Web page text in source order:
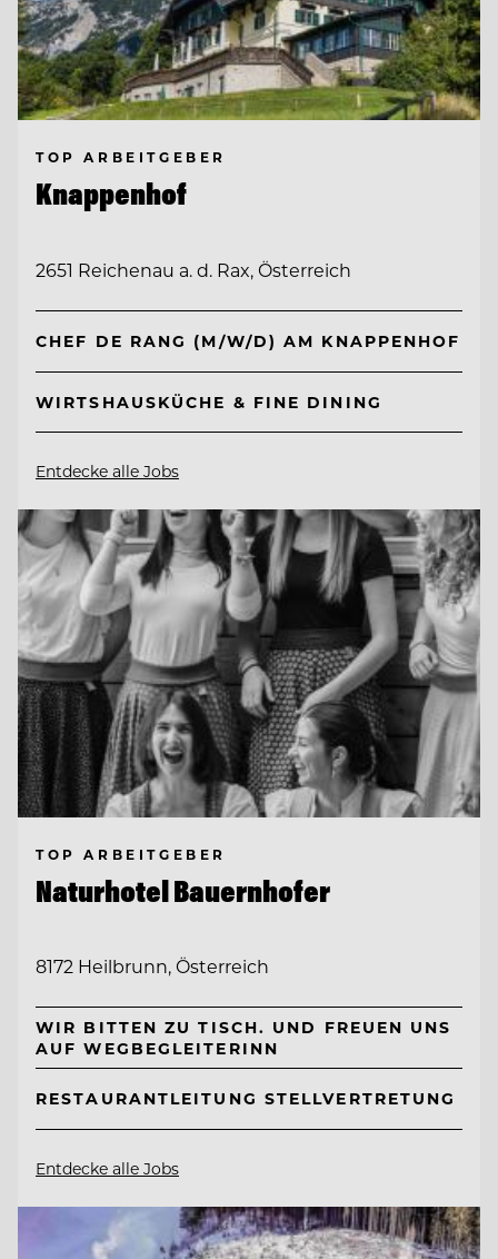
TOP ARBEITGEBER
Knappenhof
2651 Reichenau a. d. Rax, Österreich
CHEF DE RANG (M/W/D) AM KNAPPENHOF
WIRTSHAUSKÜCHE & FINE DINING
Entdecke alle Jobs
TOP ARBEITGEBER
Naturhotel Bauernhofer
8172 Heilbrunn, Österreich
WIR BITTEN ZU TISCH. UND FREUEN UNS
AUF WEGBEGLEITERINN
RESTAURANTLEITUNG STELLVERTRETUNG
Entdecke alle Jobs